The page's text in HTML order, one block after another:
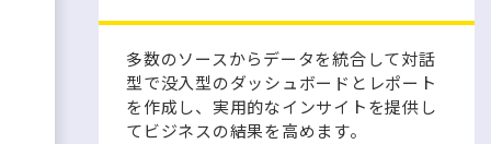
多数のソースからデータを統合して対話
型で没入型のダッシュボードとレポート
を作成し、実用的なインサイトを提供し
てビジネスの結果を高めます。